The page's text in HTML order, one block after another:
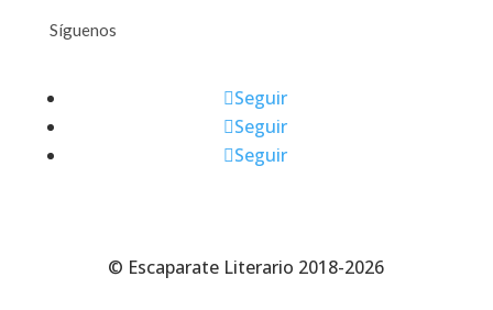
Síguenos
Seguir
Seguir
Seguir
© Escaparate Literario 2018-2026